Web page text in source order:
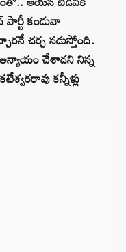
కండువా
చర్చ నడుస్తోంది.
చేశాడని నిన్న
కన్నీళ్లు